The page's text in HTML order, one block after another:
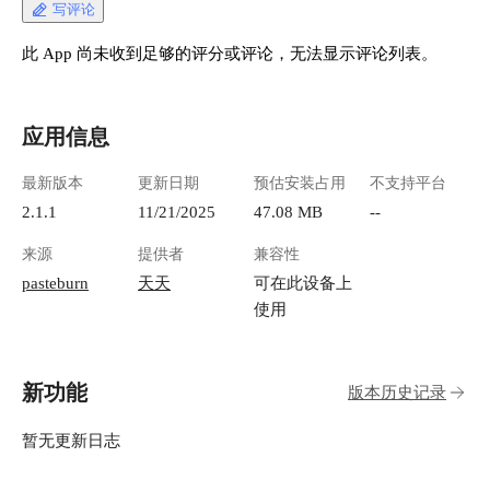
写评论
此 App 尚未收到足够的评分或评论，无法显示评论列表。
应用信息
最新版本
2.1.1
更新日期
11/21/2025
预估安装占用
47.08 MB
不支持平台
--
来源
pasteburn
提供者
天天
兼容性
可在此设备上
使用
新功能 版本历史记录
暂无更新日志